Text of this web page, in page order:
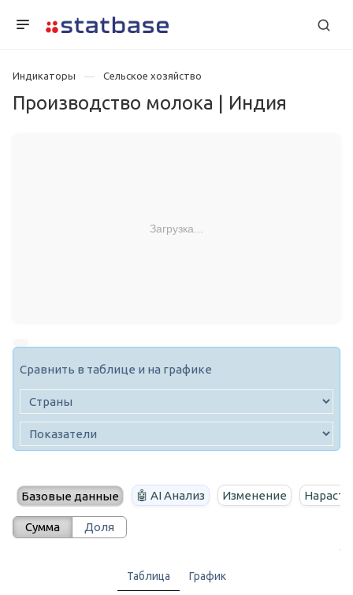
Индикаторы Сельское хозяйство
Производство молока | Индия
Загрузка...
Сравнить в таблице и на графике
Базовые данные 🤖 AI Анализ Изменение
Сумма Доля
Таблица График